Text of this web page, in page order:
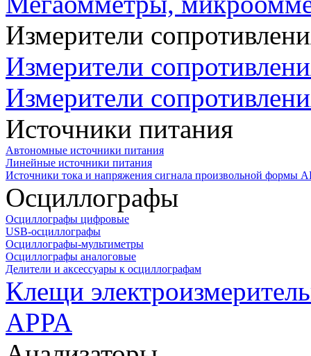
Измерители
Измерители
Измерители
Источники питания
Автономные источники питания
Линейные источники питания
Источники тока и напряжения сигнала произвольной формы
Осциллографы
Осциллографы цифровые
USB-осциллографы
Осциллографы-мультиметры
Осциллографы аналоговые
Делители и аксессуары к осциллографам
Клещи
APPA